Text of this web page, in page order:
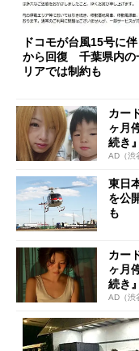
ドコモが台風15号に
から回復 千葉県内の
リアでは制約も
カー
ヶ月
続き
AD（渋
東日
を公
も
カー
ヶ月
続き
AD（渋